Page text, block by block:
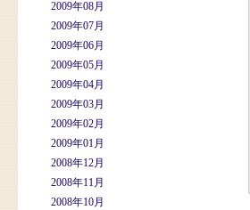
2009年08月
2009年07月
2009年06月
2009年05月
2009年04月
2009年03月
2009年02月
2009年01月
2008年12月
2008年11月
2008年10月